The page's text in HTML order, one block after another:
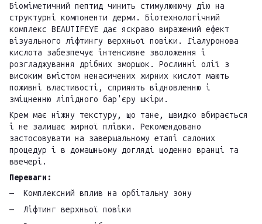
Біоміметичний пептид чинить стимулююючу дію на
структурні компоненти дерми. Біотехнологічний
комплекс BEAUTIFEYE дає яскраво виражений ефект
візуального ліфтингу верхньої повіки. Гіалуронова
кислота забезпечує інтенсивне зволоження і
розгладжування дрібних зморшок. Рослинні олії з
високим вмістом ненасичених жирних кислот мають
поживні властивості, сприяють відновленню і
зміцненню ліпідного бар'єру шкіри.
Крем має ніжну текстуру, що тане, швидко вбирається
і не залишає жирної плівки. Рекомендовано
застосовувати на завершальному етапі салоних
процедур і в домашньому догляді щоденно вранці та
ввечері.
Переваги:
Комплексний вплив на орбітальну зону
Ліфтинг верхньої повіки